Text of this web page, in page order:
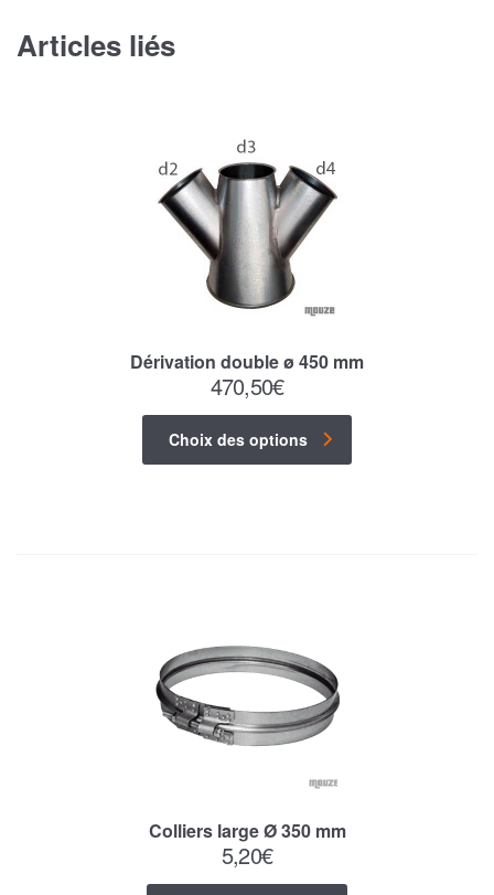
Articles liés
Dérivation double ø 450 mm
470,50€
Choix des options
Colliers large Ø 350 mm
5,20€